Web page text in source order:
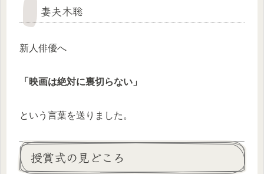
妻夫木聡
新人俳優へ
「映画は絶対に裏切らない」
という言葉を送りました。
授賞式の見どころ